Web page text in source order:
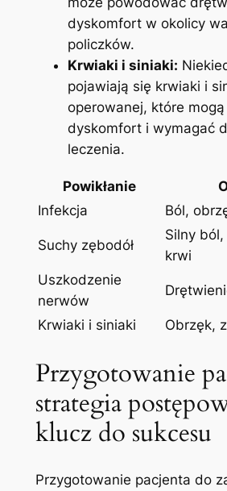
⁢dyskomfort w okolicy
policzków.
Krwiaki ​i siniaki:
pojawiają się⁢ krwiaki i‌
operowanej, ​które‍
dyskomfort i wymagać
leczenia.
Powikłanie
Infekcja
Ból,
Suchy zębodół
Silny
krwi
Uszkodzenie
nerwów
Krwiaki i siniaki Obrzęk,⁤
Przygotowanie
strategia
klucz do sukcesu
Przygotowanie pacjenta do